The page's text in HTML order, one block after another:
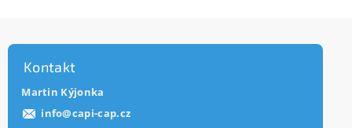
Kontakt
Martin Kýjonka
info@capi-cap.cz